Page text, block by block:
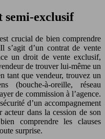
semi-exclusif
crucial de bien comprendre
s’agit d’un contrat de vente
un droit de vente exclusif,
de trouver lui-même un
tant que vendeur, trouvez un
(bouche-à-oreille, réseau
de commission à l’agence.
d’un accompagnement
dans la cession de son
comprendre les clauses
surprise.